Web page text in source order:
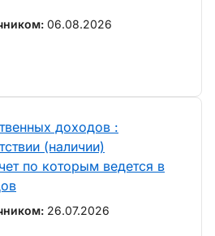
06.08.2026
доходов :
(наличии)
по которым ведется в
26.07.2026